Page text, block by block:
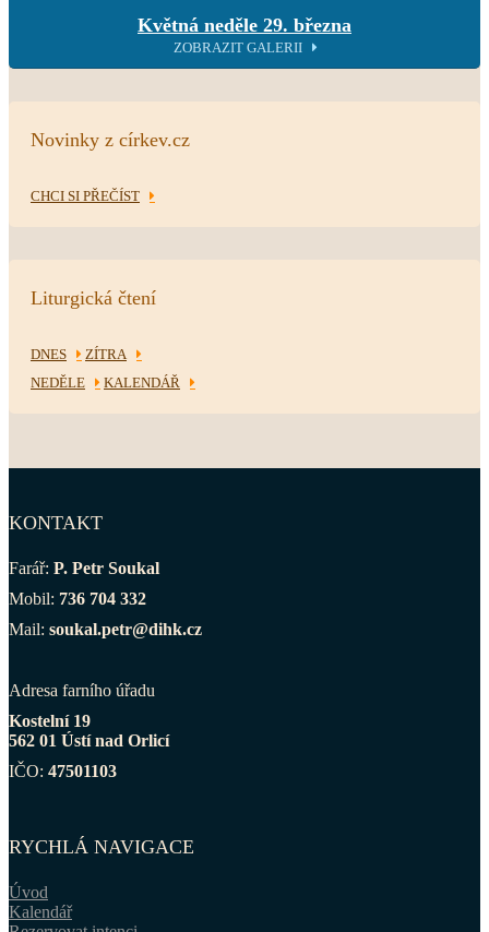
Květná neděle 29. března
ZOBRAZIT GALERII
Novinky z církev.cz
CHCI SI PŘEČÍST
Liturgická čtení
DNES
ZÍTRA
NEDĚLE
KALENDÁŘ
KONTAKT
Farář: P. Petr Soukal
Mobil: 736 704 332
Mail: soukal.petr@dihk.cz
Adresa farního úřadu
Kostelní 19
562 01 Ústí nad Orlicí
IČO: 47501103
RYCHLÁ NAVIGACE
Úvod
Kalendář